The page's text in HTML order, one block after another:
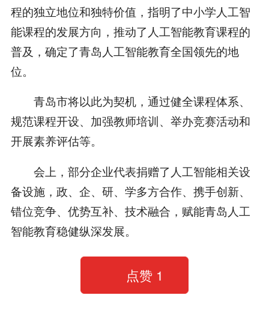
程的独立地位和独特价值，指明了中小学人工智
能课程的发展方向，推动了人工智能教育课程的
普及，确定了青岛人工智能教育全国领先的地
位。
青岛市将以此为契机，通过健全课程体系、
规范课程开设、加强教师培训、举办竞赛活动和
开展素养评估等。
会上，部分企业代表捐赠了人工智能相关设
备设施，政、企、研、学多方合作、携手创新、
错位竞争、优势互补、技术融合，赋能青岛人工
智能教育稳健纵深发展。
点赞 1